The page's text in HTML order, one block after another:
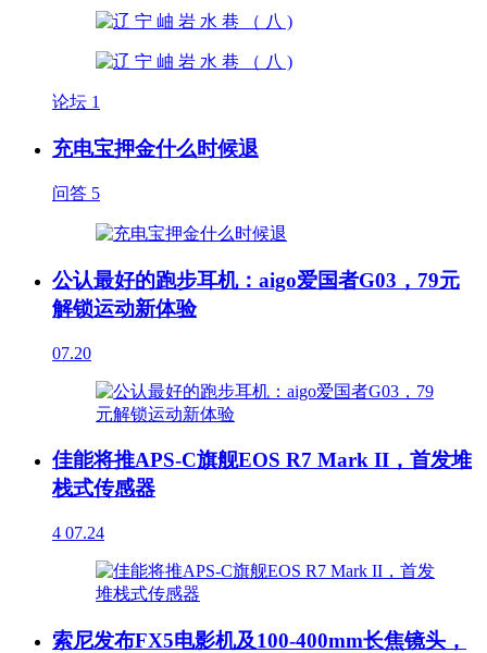
论坛 1
充电宝押金什么时候退
问答 5
公认最好的跑步耳机：aigo爱国者G03，79元
解锁运动新体验
07.20
佳能将推APS-C旗舰EOS R7 Mark II，首发堆
栈式传感器
4 07.24
索尼发布FX5电影机及100-400mm长焦镜头，